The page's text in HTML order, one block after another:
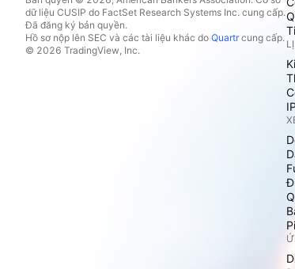
dữ liệu CUSIP do FactSet Research Systems Inc. cung cấp.
Đã đăng ký bản quyền.
Hồ sơ nộp lên SEC và các tài liệu khác do Quartrcung cấp.
© 2026 TradingView, Inc.